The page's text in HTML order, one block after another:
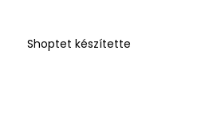
Shoptet készítette